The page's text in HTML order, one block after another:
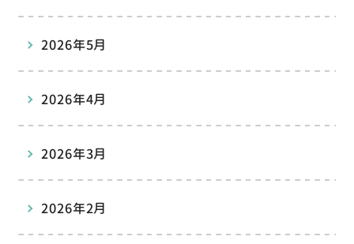
2026年5月
2026年4月
2026年3月
2026年2月